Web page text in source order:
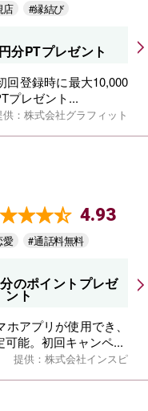
店 #縁結び
分PTプレゼント
回登録時に最大10,000
プレゼント...
供：株式会社グラフィット
4.93
愛 #通話料無料
のポイントプレゼ
ント
アプリが使用でき、
可能。初回キャンペ...
提供：株式会社インスピ